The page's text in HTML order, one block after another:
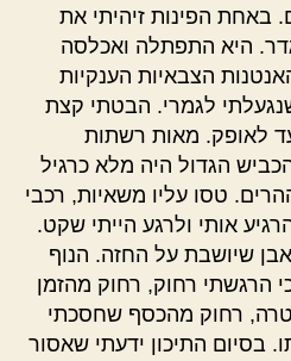
באחת הפינות זיהיתי את
היא התפתלה ואכלסה
הצבאיות הענקיות
לגמרי. הבטתי קצת
לאופק. מאות רשתות
הגדול היה מלא כרגיל
טסו עליו משאיות, רכבי
אותי ולרגע הייתי שקט.
שיושבת על החזה. הנוף
הרגשתי רחוק, רחוק מהזמן
רחוק מהכסף שחסכתי
בסיום התיכון ידעתי שאסור